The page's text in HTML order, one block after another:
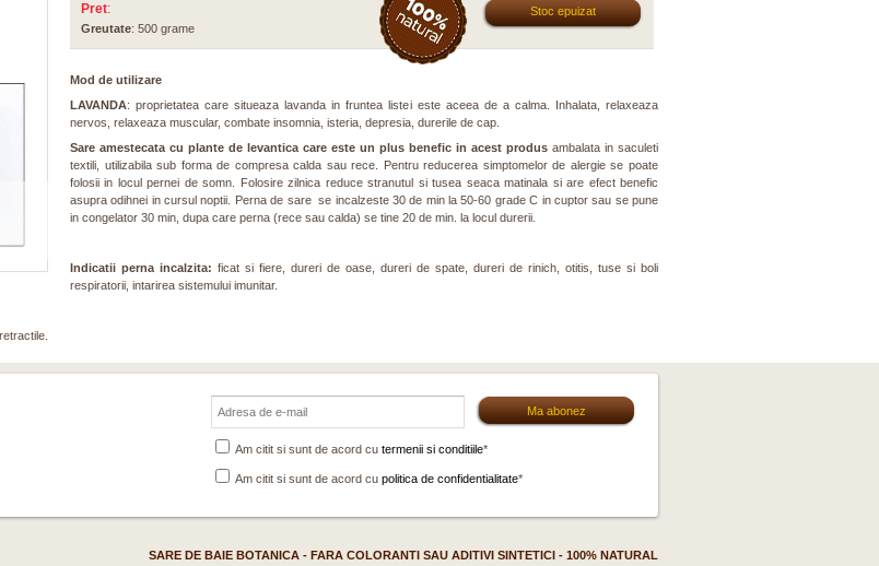
Pret:
Greutate: 500 grame
Stoc epuizat
Mod de utilizare
LAVANDA: proprietatea care situeaza lavanda in fruntea listei este aceea de a calma. Inhalata, relaxeaza
nervos, relaxeaza muscular, combate insomnia, isteria, depresia, durerile de cap.
Sare amestecata cu plante de levantica care este un plus benefic in acest produs ambalata in saculeti
textili, utilizabila sub forma de compresa calda sau rece. Pentru reducerea simptomelor de alergie se poate
folosii in locul pernei de somn. Folosire zilnica reduce stranutul si tusea seaca matinala si are efect benefic
asupra odihnei in cursul noptii. Perna de sare se incalzeste 30 de min la 50-60 grade C in cuptor sau se pune
in congelator 30 min, dupa care perna (rece sau calda) se tine 20 de min. la locul durerii.
Indicatii perna incalzita: ficat si fiere, dureri de oase, dureri de spate, dureri de rinich, otitis, tuse si boli
respiratorii, intarirea sistemului imunitar.
Am citit si sunt de acord cu termenii si conditiile*
Am citit si sunt de acord cu politica de confidentialitate*
SARE DE BAIE BOTANICA - FARA COLORANTI SAU ADITIVI SINTETICI - 100% NATURAL